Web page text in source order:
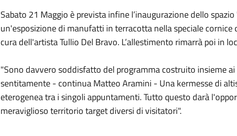
Sabato 21 Maggio è prevista infine l’inaugurazione dello
un'esposizione di manufatti in terracotta nella speciale cornice
cura dell'artista Tullio Del Bravo. L’allestimento rimarrà poi in
"Sono davvero soddisfatto del programma costruito insieme
sentitamente - continua Matteo Aramini - Una kermesse di
eterogenea tra i singoli appuntamenti. Tutto questo darà
meraviglioso territorio target diversi di visitatori".